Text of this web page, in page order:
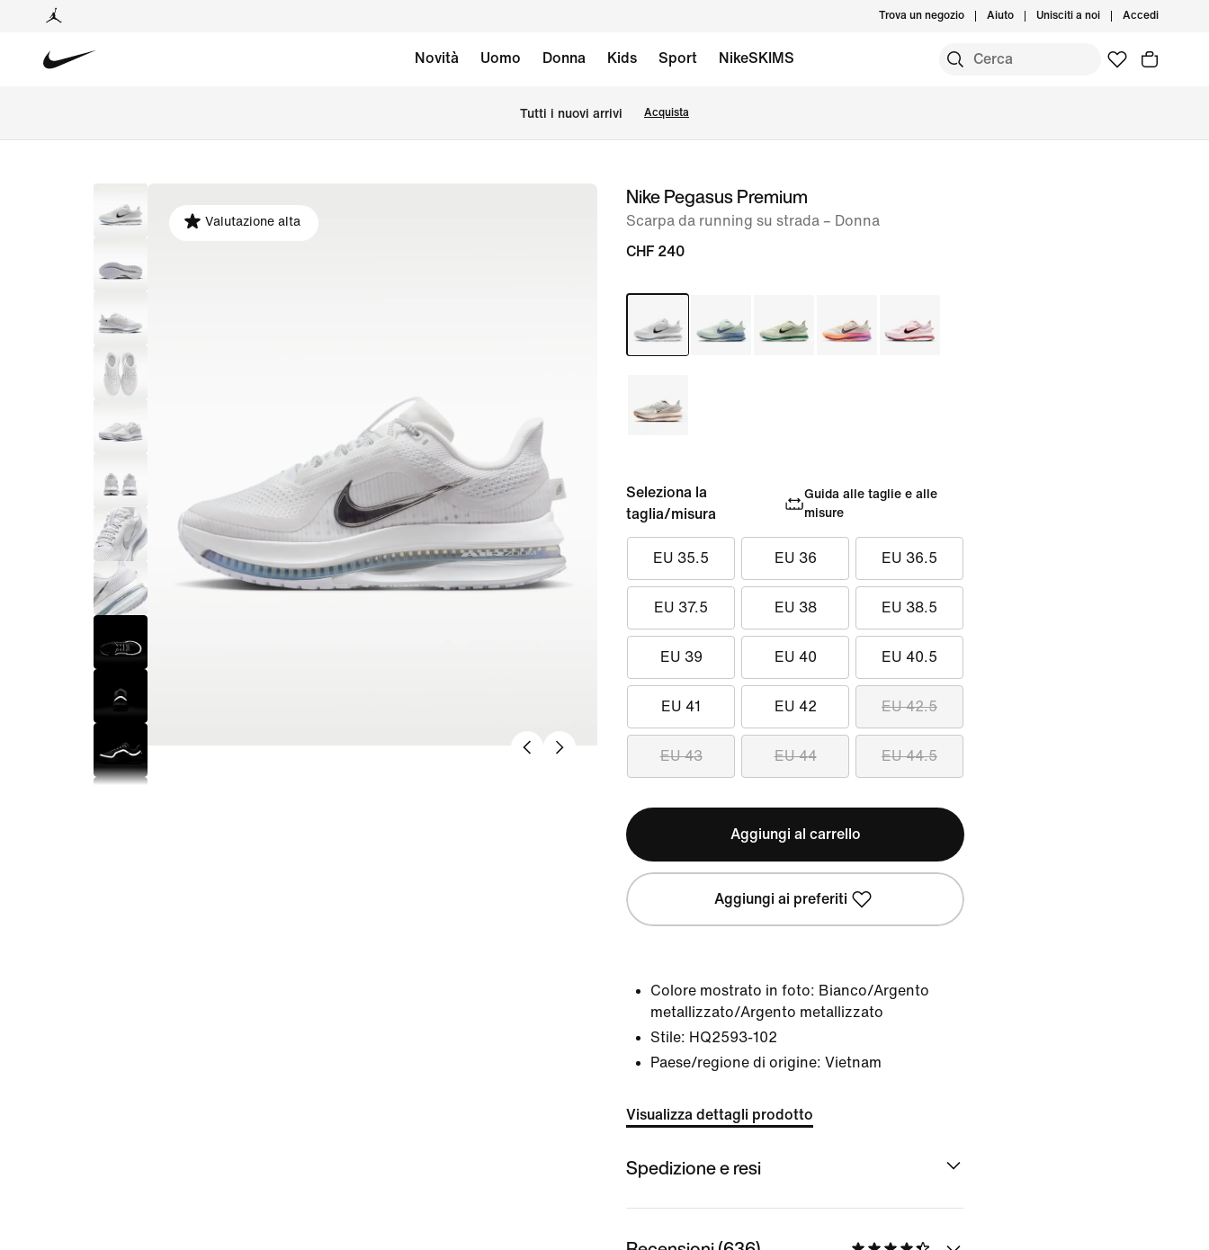
Trova un negozio Aiuto Unisciti a noi Accedi
Novità Uomo Donna Kids Sport NikeSKIMS
Tutti i nuovi arrivi Acquista
immagine
Valutazione alta
Nike Pegasus Premium
Scarpa da running su strada – Donna
CHF 240
Seleziona la
taglia/misura
Guida alle taglie e alle
misure
EU 35.5 EU 36 EU 36.5
EU 37.5 EU 38 EU 38.5
EU 39 EU 40 EU 40.5
EU 41 EU 42 EU 42.5
EU 43 EU 44 EU 44.5
Aggiungi al carrello
Aggiungi ai preferiti
Colore mostrato in foto: Bianco/Argento
metallizzato/Argento metallizzato
Stile: HQ2593-102
Paese/regione di origine: Vietnam
Visualizza dettagli prodotto
Spedizione e resi